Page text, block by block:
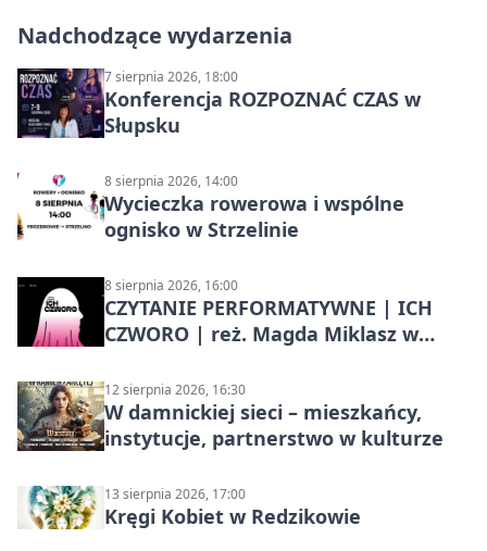
Nadchodzące wydarzenia
7 sierpnia 2026, 18:00
Konferencja ROZPOZNAĆ CZAS w
Słupsku
8 sierpnia 2026, 14:00
Wycieczka rowerowa i wspólne
ognisko w Strzelinie
8 sierpnia 2026, 16:00
CZYTANIE PERFORMATYWNE | ICH
CZWORO | reż. Magda Miklasz w
12 sierpnia 2026, 16:30
W damnickiej sieci – mieszkańcy,
instytucje, partnerstwo w kulturze
13 sierpnia 2026, 17:00
Kręgi Kobiet w Redzikowie